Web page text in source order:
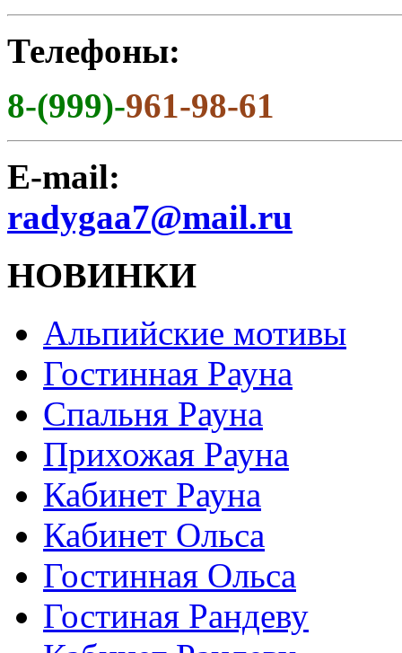
Телефоны:
8-(999)-961-98-61
E-mail:
radygaa7@mail.ru
НОВИНКИ
Альпийские мотивы
Гостинная Рауна
Спальня Рауна
Прихожая Рауна
Кабинет Рауна
Кабинет Ольса
Гостинная Ольса
Гостиная Рандеву